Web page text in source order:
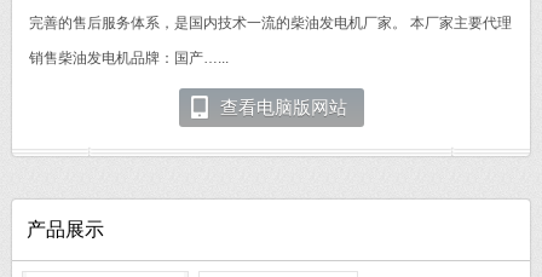
完善的售后服务体系，是国内技术一流的柴油发电机厂家。 本厂家主要代理
销售柴油发电机品牌：国产…...
查看电脑版网站
产品展示